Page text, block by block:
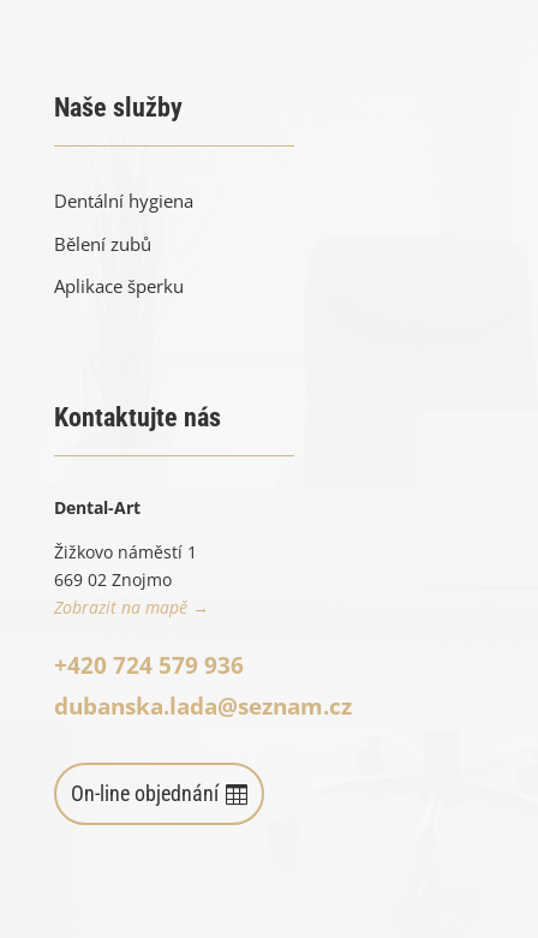
Naše služby
Dentální hygiena
Bělení zubů
Aplikace šperku
Kontaktujte nás
Dental-Art
Žižkovo náměstí 1
669 02 Znojmo
Zobrazit na mapě →
+420 724 579 936
dubanska.lada@seznam.cz
On-line objednání